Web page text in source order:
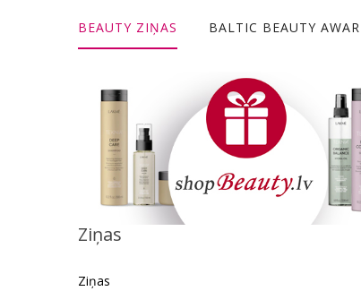
BEAUTY ZIŅAS BALTIC BEAUTY
Ziņas
Ziņas